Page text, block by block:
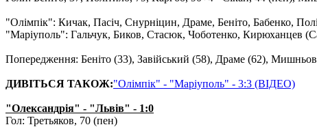
"Олімпік": Кичак, Пасіч, Снурніцин, Драме, Беніто, Бабенко,
"Маріуполь": Гальчук, Биков, Стасюк, Чоботенко, Кирюханцев
Попередження: Беніто (33), Завійський (58), Драме (62),
ДИВІТЬСЯ ТАКОЖ:"Олімпік" - "Маріуполь" - 3:3 (ВІДЕО)
"Олександрія" - "Львів" - 1:0
Гол: Третьяков, 70 (пен)